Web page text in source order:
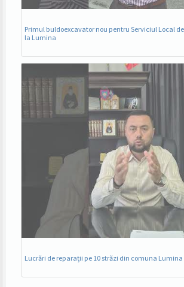
Primul buldoexcavator nou pentru Serviciul Local
la Lumina
Lucrări de reparații pe 10 străzi din comuna Lumina